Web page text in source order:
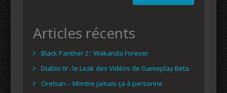
Articles récents
Black Panther 2 : Wakanda Forever
Diablo IV : le Leak des Vidéos de Gameplay Beta
Orelsan – Montre jamais ça à personne